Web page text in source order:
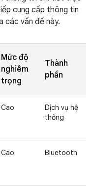
cung cấp thông tin
các vấn đề này.
Mức độ
nghiêm
trọng
Thành
phần
Cao
Dịch vụ hệ
thống
Cao Bluetooth